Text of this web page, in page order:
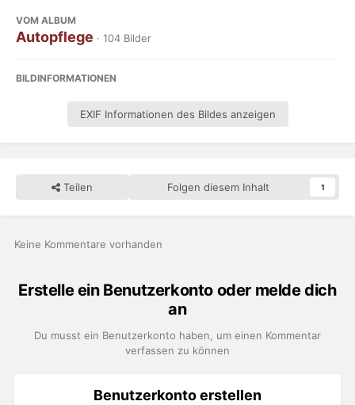
VOM ALBUM
Autopflege · 104 Bilder
BILDINFORMATIONEN
EXIF Informationen des Bildes anzeigen
Teilen Folgen diesem Inhalt 1
Keine Kommentare vorhanden
Erstelle ein Benutzerkonto oder melde dich
an
Du musst ein Benutzerkonto haben, um einen Kommentar
verfassen zu können
Benutzerkonto erstellen